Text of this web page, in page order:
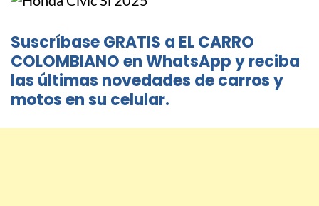
Suscríbase GRATIS a EL CARRO
COLOMBIANO en WhatsApp y reciba
las últimas novedades de carros y
motos en su celular.